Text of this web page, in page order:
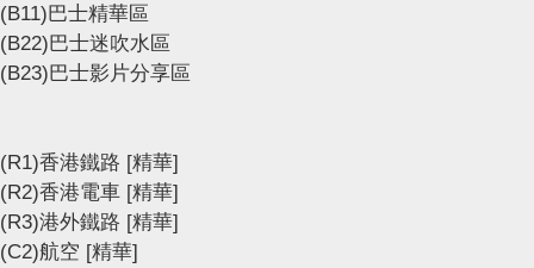
(B11)巴士精華區
(B22)巴士迷吹水區
(B23)巴士影片分享區
(R1)香港鐵路 [精華]
(R2)香港電車 [精華]
(R3)港外鐵路 [精華]
(C2)航空 [精華]